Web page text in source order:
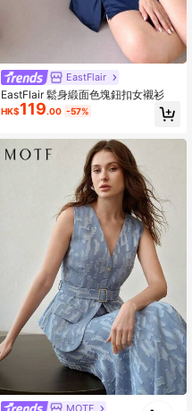
EastFlair
EastFlair 鬆身緞面色塊鈕扣女襯衫
HK$119.00 -57%
MOTF